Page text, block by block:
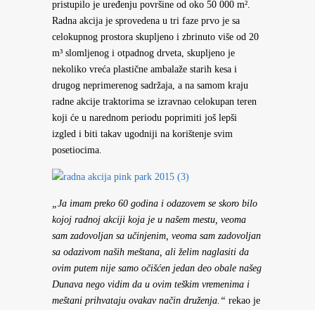
pristupilo je uređenju površine od oko 50 000 m².
Radna akcija je sprovedena u tri faze prvo je sa
celokupnog prostora skupljeno i zbrinuto više od 20
m³ slomljenog i otpadnog drveta, skupljeno je
nekoliko vreća plastične ambalaže starih kesa i
drugog neprimerenog sadržaja, a na samom kraju
radne akcije traktorima se izravnao celokupan teren
koji će u narednom periodu poprimiti još lepši
izgled i biti takav ugodniji na korištenje svim
posetiocima.
„Ja imam preko 60 godina i odazovem se skoro bilo
kojoj radnoj akciji koja je u našem mestu, veoma
sam zadovoljan sa učinjenim, veoma sam zadovoljan
sa odazivom naših meštana, ali želim naglasiti da
ovim putem nije samo očišćen jedan deo obale našeg
Dunava nego vidim da u ovim teškim vremenima i
meštani prihvataju ovakav način druženja.“ rekao je